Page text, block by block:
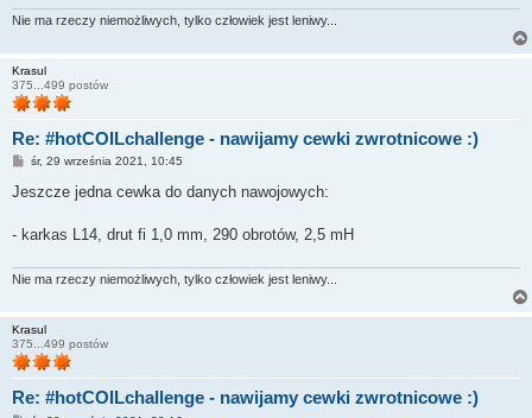
Nie ma rzeczy niemożliwych, tylko człowiek jest leniwy...
Krasul
375...499 postów
Re: #hotCOILchallenge - nawijamy cewki zwrotnicowe :)
P
s
śr, 29 września 2021, 10:45
Jeszcze jedna cewka do danych nawojowych:
- karkas L14, drut fi 1,0 mm, 290 obrotów, 2,5 mH
Nie ma rzeczy niemożliwych, tylko człowiek jest leniwy...
Krasul
375...499 postów
Re: #hotCOILchallenge - nawijamy cewki zwrotnicowe :)